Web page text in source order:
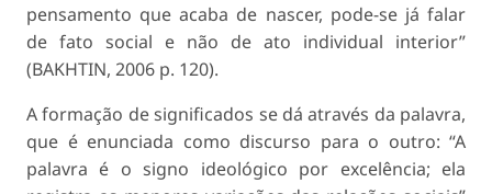
pensamento que acaba de nascer, pode-se já falar
de fato social e não de ato individual interior”
(BAKHTIN, 2006 p. 120).
A formação de significados se dá através da pa­lavra,
que é enunciada como discurso para o outro: “A
palavra é o signo ideológico por excelência; ela